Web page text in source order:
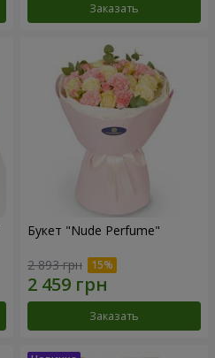
Заказать
Букет "Nude Perfume"
2 893 грн
Заказать